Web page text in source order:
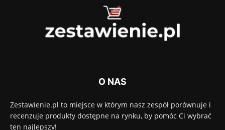
O NAS
Zestawienie.pl to miejsce w którym nasz zespół porównuje i
recenzuje produkty dostępne na rynku, by pomóc Ci wybrać
ten najlepszy!